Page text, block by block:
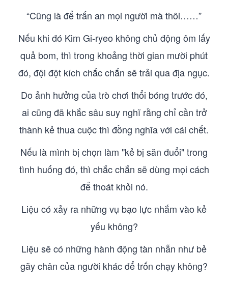
“Cũng là để trấn an mọi người mà thôi……”
Nếu khi đó Kim Gi-ryeo không chủ động ôm lấy
quả bom, thì trong khoảng thời gian mười phút
đó, đội đột kích chắc chắn sẽ trải qua địa ngục.
Do ảnh hưởng của trò chơi thổi bóng trước đó,
ai cũng đã khắc sâu suy nghĩ rằng chỉ cần trở
thành kẻ thua cuộc thì đồng nghĩa với cái chết.
Nếu là mình bị chọn làm "kẻ bị săn đuổi" trong
tình huống đó, thì chắc chắn sẽ dùng mọi cách
để thoát khỏi nó.
Liệu có xảy ra những vụ bạo lực nhắm vào kẻ
yếu không?
Liệu sẽ có những hành động tàn nhẫn như bẻ
gãy chân của người khác để trốn chạy không?